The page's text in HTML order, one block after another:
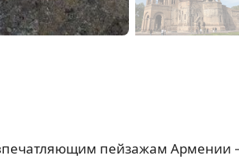
пейзажам Армении